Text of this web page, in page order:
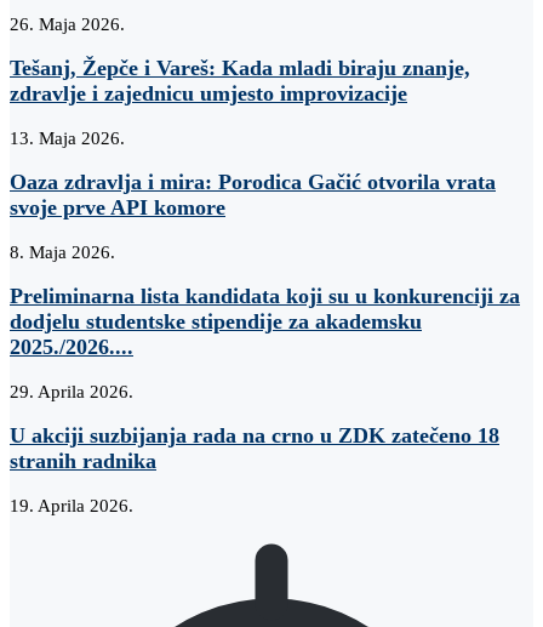
26. Maja 2026.
Tešanj, Žepče i Vareš: Kada mladi biraju znanje,
zdravlje i zajednicu umjesto improvizacije
13. Maja 2026.
Oaza zdravlja i mira: Porodica Gačić otvorila vrata
svoje prve API komore
8. Maja 2026.
Preliminarna lista kandidata koji su u konkurenciji za
dodjelu studentske stipendije za akademsku
2025./2026....
29. Aprila 2026.
U akciji suzbijanja rada na crno u ZDK zatečeno 18
stranih radnika
19. Aprila 2026.